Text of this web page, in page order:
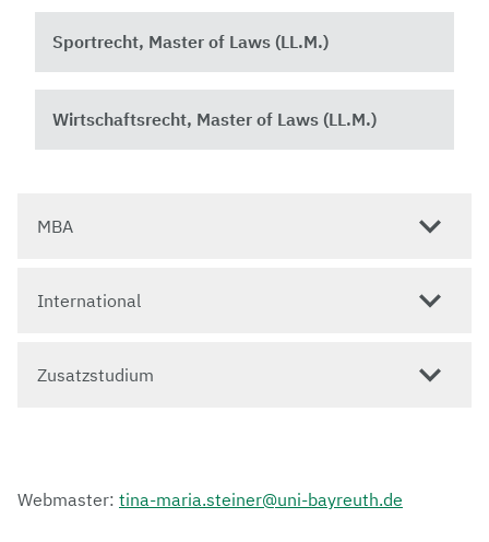
Sportrecht, Master of Laws (LL.M.)
Wirtschaftsrecht, Master of Laws (LL.M.)
MBA
International
Zusatzstudium
Webmaster: tina-maria.steiner@uni-bayreuth.de